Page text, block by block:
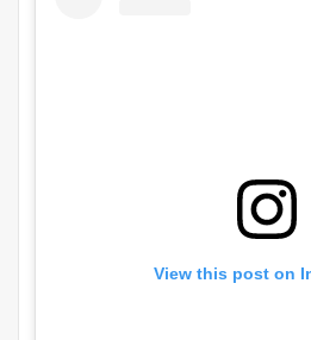
View this post on